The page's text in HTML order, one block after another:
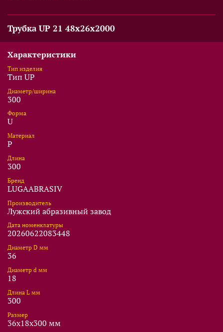
Трубка UP 21 48х26х2000
Характеристики
Тип изделия
Тип UP
Диаметр/ширина
300
Форма
U
Материал
P
Длина
300
Бренд
LUGAABRASIV
Производитель
Лужский абразивный завод
Дата номенклатуры
20260622083448
Диаметр D мм
36
Диаметр d мм
18
Длина L мм
300
Размер
36x18x300 мм